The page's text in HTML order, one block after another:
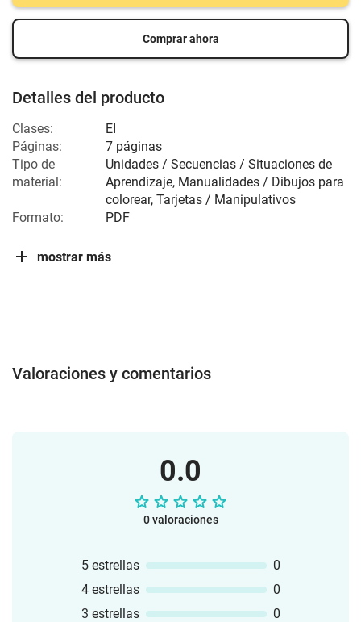
Comprar ahora
Detalles del producto
Clases:
EI
Páginas:
7 páginas
Tipo de
material:
Unidades / Secuencias / Situaciones de
Aprendizaje, Manualidades / Dibujos para
colorear, Tarjetas / Manipulativos
Formato:
PDF
mostrar más
Valoraciones y comentarios
0.0
0 valoraciones
5 estrellas
0
4 estrellas
0
3 estrellas
0